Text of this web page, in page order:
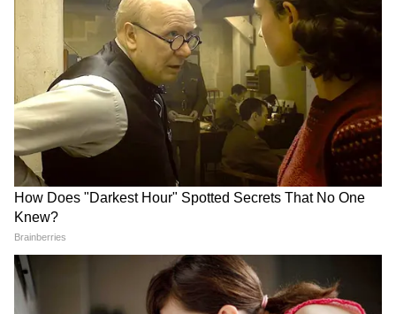
সরকার স্পষ্ট করেছে যে এই নিয়মগুলি কেবল
ভারতে উৎপাদিত ভোজ্য তেলের ক্ষেত্রেই নয়, বিদেশ
থেকে আমদানি করা তেলের ক্ষেত্রেও সমানভাবে
প্রযোজ্য হবে, যা সমস্ত কোম্পানির জন্য একটি
অভিন্ন ব্যবস্থা তৈরি করবে।
4
6